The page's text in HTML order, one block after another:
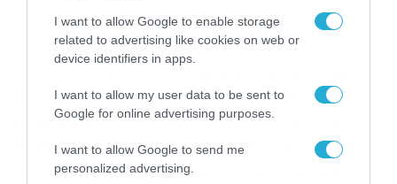
I want to allow Google to enable storage
related to advertising like cookies on web or
device identifiers in apps.
I want to allow my user data to be sent to
Google for online advertising purposes.
I want to allow Google to send me
personalized advertising.
10. Άστεγοι.
11. Κτηνίατροι, πτηνοτρόφοι, χοιροτρόφοι,
εκτροφείς [συμπεριλαμβανομένων
εκτροφέων μίνκ (γουνοφόρα θηλαστικά)],
σφαγείς και γενικά άτομα που έρχονται σε
συστηματική επαφή με πτηνά ή χοίρους